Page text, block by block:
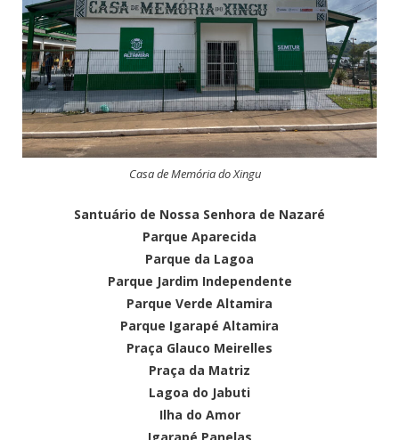
Casa de Memória do Xingu
Santuário de Nossa Senhora de Nazaré
Parque Aparecida
Parque da Lagoa
Parque Jardim Independente
Parque Verde Altamira
Parque Igarapé Altamira
Praça Glauco Meirelles
Praça da Matriz
Lagoa do Jabuti
Ilha do Amor
Igarapé Panelas